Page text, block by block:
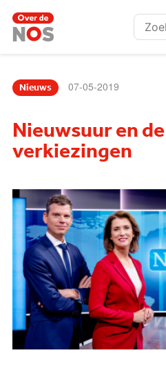
Nieuws 07-05-2019
Nieuwsuur en
verkiezingen